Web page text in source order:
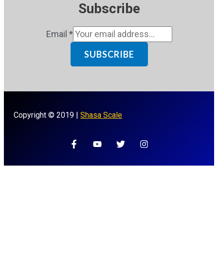
Subscribe
Email *
SUBSCRIBE
Copyright © 2019 | Shasa Scale